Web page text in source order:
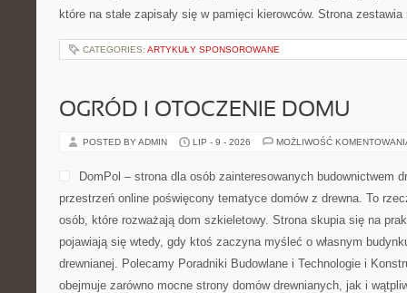
które na stałe zapisały się w pamięci kierowców. Strona
CATEGORIES: ARTYKUŁY SPONSOROWANE
OGRÓD I OTOCZENIE DOMU
POSTED BY ADMIN LIP - 9 - 2026 MOŻLIWOŚĆ
DomPol – strona dla osób zainteresowanych budownictwem
przestrzeń online poświęcony tematyce domów z drewna. To
osób, które rozważają dom szkieletowy. Strona skupia się na
pojawiają się wtedy, gdy ktoś zaczyna myśleć o własnym
drewnianej. Polecamy Poradniki Budowlane i Technologie i
obejmuje zarówno mocne strony domów drewnianych, jak i